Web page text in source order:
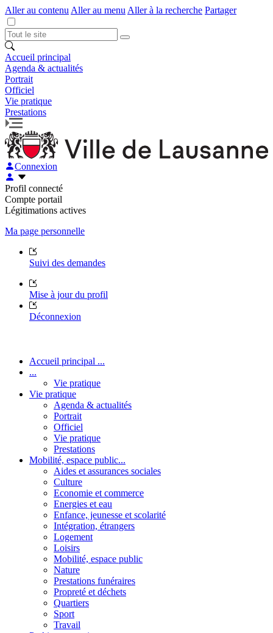
Aller au contenu Aller au menu Aller à la recherche Partager
Accueil principal
Agenda & actualités
Portrait
Officiel
Vie pratique
Prestations
Connexion
Profil connecté
Compte portail
Légitimations actives
Ma page personnelle
Suivi des demandes
Mise à jour du profil
Déconnexion
Accueil principal ...
...
Vie pratique
Vie pratique
Agenda & actualités
Portrait
Officiel
Vie pratique
Prestations
Mobilité, espace public...
Aides et assurances sociales
Culture
Economie et commerce
Energies et eau
Enfance, jeunesse et scolarité
Intégration, étrangers
Logement
Loisirs
Mobilité, espace public
Nature
Prestations funéraires
Propreté et déchets
Quartiers
Sport
Travail